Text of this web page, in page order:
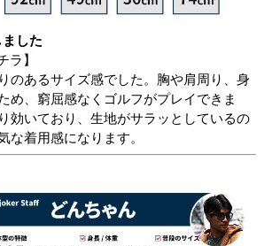
した
ラ】
のあるサイズ感でした。胸や肩周り、身
め、窮屈感なくゴルフがプレイできま
効いており、生地がサラッとしているの
な着用感になります。